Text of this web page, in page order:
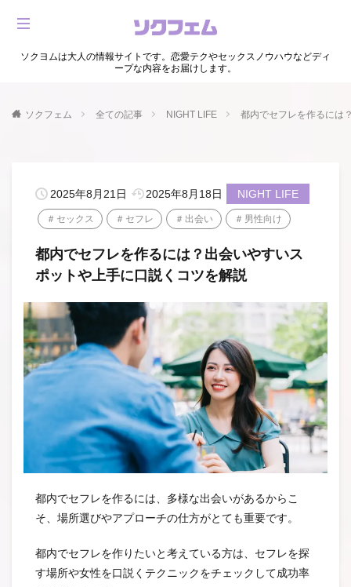
ソクヨムは大人の情報サイトです。恋愛テクやセックスノウハウなどディ
ープな内容をお届けします。
ソクフェム 全ての記事 NIGHT LIFE 都内でセフレを作るには
2025年8月21日 2025年8月18日 NIGHT LIFE
セックス セフレ 出会い 男性向け
都内でセフレを作るには？出会いやすいス
ポットや上手に口説くコツを解説
都内でセフレを作るには、多様な出会いがあるからこ
そ、場所選びやアプローチの仕方がとても重要です。
都内でセフレを作りたいと考えている方は、セフレを探
す場所や女性を口説くテクニックをチェックして成功率